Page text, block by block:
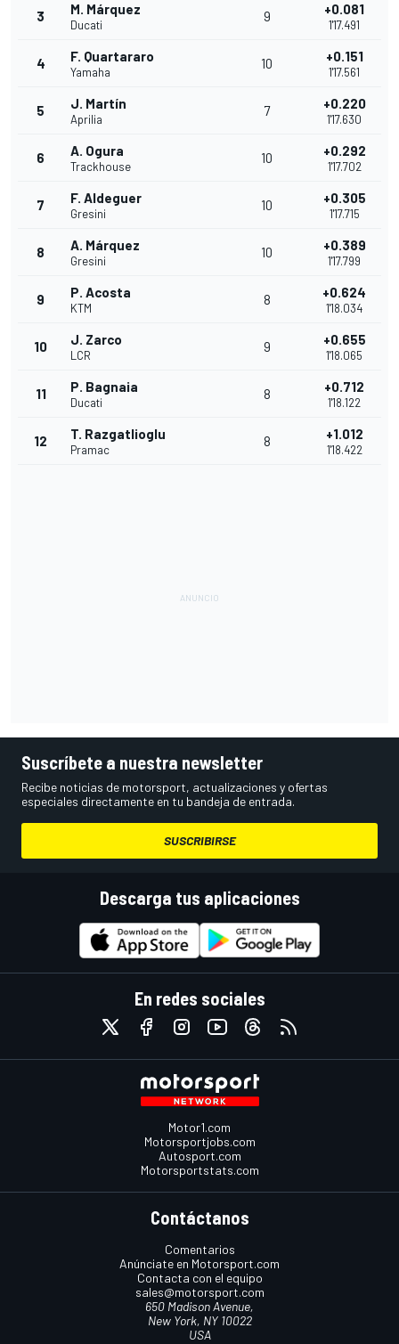
3 M. Márquez
Ducati
9 +0.081
1'17.491
4 F. Quartararo
Yamaha
10 +0.151
1'17.561
5 J. Martín
Aprilia
7 +0.220
1'17.630
6 A. Ogura
Trackhouse
10 +0.292
1'17.702
7 F. Aldeguer
Gresini
10 +0.305
1'17.715
8 A. Márquez
Gresini
10 +0.389
1'17.799
9 P. Acosta
KTM
8 +0.624
1'18.034
10 J. Zarco
LCR
9 +0.655
1'18.065
11 P. Bagnaia
Ducati
8 +0.712
1'18.122
12 T. Razgatlioglu
Pramac
8 +1.012
1'18.422
Suscríbete a nuestra newsletter
Recibe noticias de motorsport, actualizaciones y ofertas
especiales directamente en tu bandeja de entrada.
SUSCRIBIRSE
Descarga tus aplicaciones
En redes sociales
Motor1.com
Motorsportjobs.com
Autosport.com
Motorsportstats.com
Contáctanos
Comentarios
Anúnciate en Motorsport.com
Contacta con el equipo
sales@motorsport.com
650 Madison Avenue,
New York, NY 10022
USA